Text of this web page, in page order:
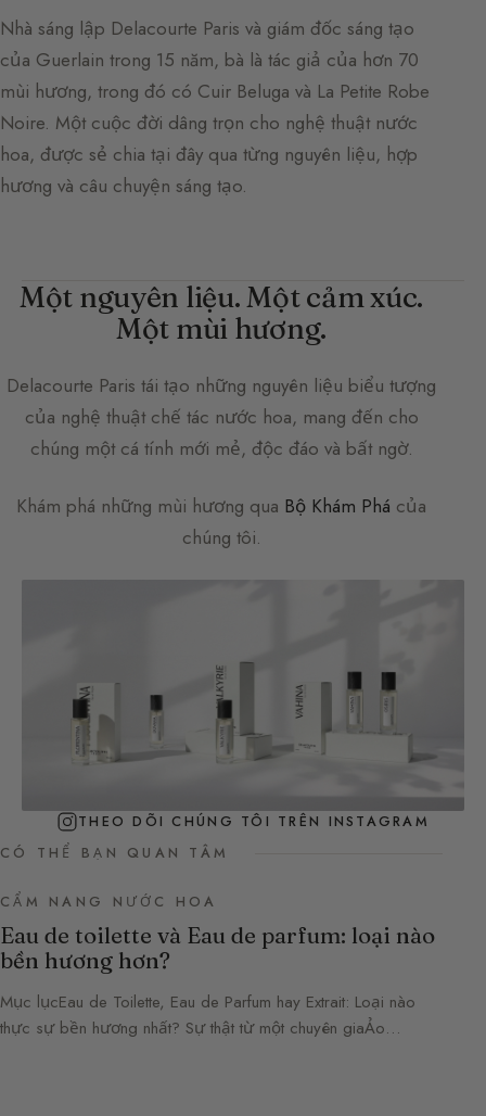
Nhà sáng lập Delacourte Paris và giám đốc sáng tạo
của Guerlain trong 15 năm, bà là tác giả của hơn 70
mùi hương, trong đó có Cuir Beluga và La Petite Robe
Noire. Một cuộc đời dâng trọn cho nghệ thuật nước
hoa, được sẻ chia tại đây qua từng nguyên liệu, hợp
hương và câu chuyện sáng tạo.
Một nguyên liệu. Một cảm xúc.
Một mùi hương.
Delacourte Paris tái tạo những nguyên liệu biểu tượng
của nghệ thuật chế tác nước hoa, mang đến cho
chúng một cá tính mới mẻ, độc đáo và bất ngờ.
Khám phá những mùi hương qua Bộ Khám Phá của
chúng tôi.
THEO DÕI CHÚNG TÔI TRÊN INSTAGRAM
CÓ THỂ BẠN QUAN TÂM
CẨM NANG NƯỚC HOA
Eau de toilette và Eau de parfum: loại nào
bền hương hơn?
Mục lụcEau de Toilette, Eau de Parfum hay Extrait: Loại nào
thực sự bền hương nhất? Sự thật từ một chuyên giaẢo…